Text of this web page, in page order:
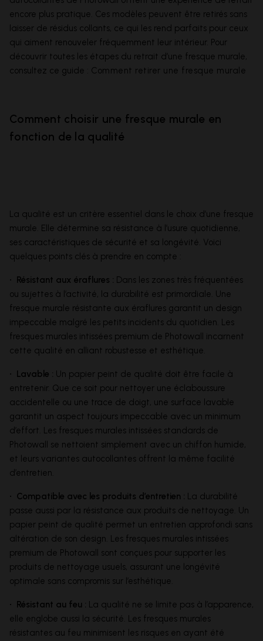
encore plus pratique. Ces modèles peuvent être retirés sans
laisser de résidus collants, ce qui les rend parfaits pour ceux
qui aiment renouveler fréquemment leur intérieur. Pour
découvrir toutes les étapes du retrait d’une fresque murale,
consultez ce guide : Comment retirer une fresque murale
Comment choisir une fresque murale en
fonction de la qualité
La qualité est un critère essentiel dans le choix d’une fresque
murale. Elle détermine sa résistance à l’usure quotidienne,
ses caractéristiques de sécurité et sa longévité. Voici
quelques points clés à prendre en compte :
• Résistant aux éraflures : Dans les zones très fréquentées
ou sujettes à l’activité, la durabilité est primordiale. Une
fresque murale résistante aux éraflures garantit un design
impeccable malgré les petits incidents du quotidien. Les
fresques murales intissées premium de Photowall incarnent
cette qualité en alliant robustesse et esthétique.
• Lavable : Un papier peint de qualité doit être facile à
entretenir. Que ce soit pour nettoyer une éclaboussure
accidentelle ou une trace de doigt, une surface lavable
garantit un aspect toujours impeccable avec un minimum
d’effort. Les fresques murales intissées standards de
Photowall se nettoient simplement avec un chiffon humide,
et leurs variantes autocollantes offrent la même facilité
d’entretien.
• Compatible avec les produits d’entretien : La durabilité
passe aussi par la résistance aux produits de nettoyage. Un
papier peint de qualité permet un entretien approfondi sans
altération de son design. Les fresques murales intissées
premium de Photowall sont conçues pour supporter les
produits de nettoyage usuels, assurant une longévité
optimale sans compromis sur l’esthétique.
• Résistant au feu : La qualité ne se limite pas à l’apparence,
elle englobe aussi la sécurité. Les fresques murales
résistantes au feu minimisent les risques en ayant été